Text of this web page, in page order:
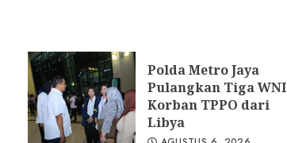
Polda Metro Jaya
Pulangkan Tiga WNI
Korban TPPO dari
Libya